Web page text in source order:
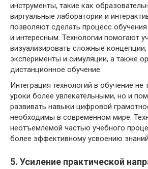
инструменты, такие как
виртуальные лаборатории и
позволяют сделать процесс
и интересным. Технологии помогают
визуализировать сложные
эксперименты и симуляции, а также
дистанционное обучение.
Интеграция технологий в обучение не
уроки более увлекательными, но и
развивать навыки цифровой
необходимы в современном мире.
неотъемлемой частью учебного
более эффективному усвоению
5. Усиление практической